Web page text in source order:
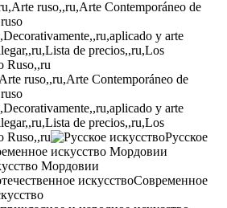
ruso,,ru,Arte Contemporáneo de
y arte
de precios,,ru,Los
Ruso,,ru
Русское
Мордовии
Современное